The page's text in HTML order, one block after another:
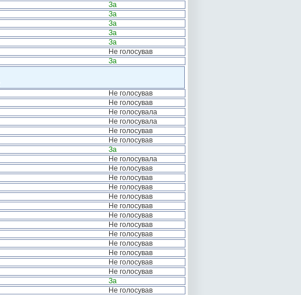
За
За
За
За
За
Не голосував
За
Не голосував
Не голосував
Не голосувала
Не голосувала
Не голосував
Не голосував
За
Не голосувала
Не голосував
Не голосував
Не голосував
Не голосував
Не голосував
Не голосував
Не голосував
Не голосував
Не голосував
Не голосував
Не голосував
Не голосував
За
Не голосував